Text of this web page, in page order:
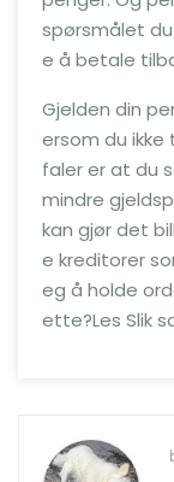
spørsmålet
e å betale
Gjelden din
ersom du
faler er at du
mindre
kan gjør det
e kreditorer
eg å holde
ette?Les Slik